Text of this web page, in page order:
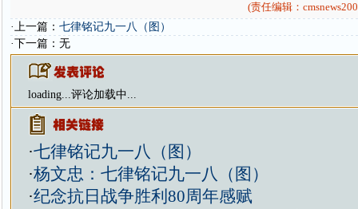
(责任编辑：
·上一篇： 七律铭记九一八（图）
·下一篇：无
loading...评论加载中...
·七律铭记九一八（图）
·杨文忠：七律铭记九一八（图）
·纪念抗日战争胜利80周年感赋